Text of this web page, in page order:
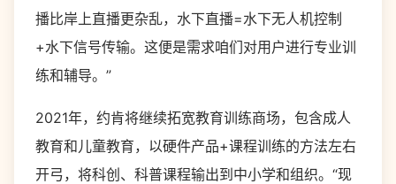
播比岸上直播更杂乱，水下直播=水下无人机控制
+水下信号传输。这便是需求咱们对用户进行专业训
练和辅导。”
2021年，约肯将继续拓宽教育训练商场，包含成人
教育和儿童教育，以硬件产品+课程训练的方法左右
开弓，将科创、科普课程输出到中小学和组织。“现